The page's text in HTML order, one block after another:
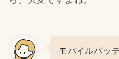
モバイルバッ